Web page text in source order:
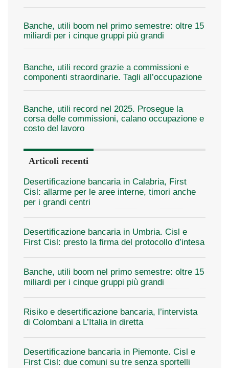
Banche, utili boom nel primo semestre: oltre 15
miliardi per i cinque gruppi più grandi
Banche, utili record grazie a commissioni e
componenti straordinarie. Tagli all’occupazione
Banche, utili record nel 2025. Prosegue la
corsa delle commissioni, calano occupazione e
costo del lavoro
Articoli recenti
Desertificazione bancaria in Calabria, First
Cisl: allarme per le aree interne, timori anche
per i grandi centri
Desertificazione bancaria in Umbria. Cisl e
First Cisl: presto la firma del protocollo d’intesa
Banche, utili boom nel primo semestre: oltre 15
miliardi per i cinque gruppi più grandi
Risiko e desertificazione bancaria, l’intervista
di Colombani a L’Italia in diretta
Desertificazione bancaria in Piemonte. Cisl e
First Cisl: due comuni su tre senza sportelli